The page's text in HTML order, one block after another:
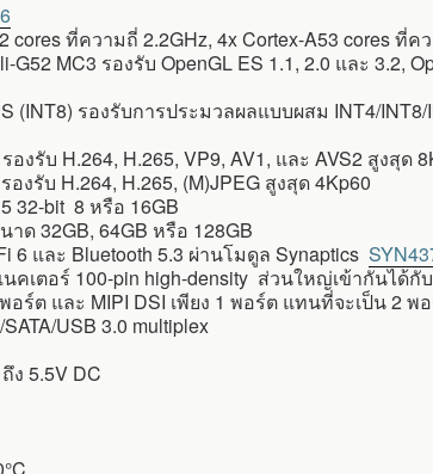
cores ที่ความถี่ 2.2GHz, 4x Cortex-A53 cores ที่ค
G52 MC3 รองรับ OpenGL ES 1.1, 2.0 และ 3.2,
(INT8) รองรับการประมวลผลแบบผสม INT4/
องรับ H.264, H.265, VP9, AV1, และ AVS2 สูงสุ
องรับ H.264, H.265, (M)JPEG สูงสุด 4Kp60
32-bit 8 หรือ 16GB
าด 32GB, 64GB หรือ 128GB
6 และ Bluetooth 5.3 ผ่านโมดูล Synaptics
นคเตอร์ 100-pin high-density ส่วนใหญ่เข้ากันได้กั
อร์ต และ MIPI DSI เพียง 1 พอร์ต แทนที่จะเป็น 2 พ
USB 3.0 multiplex
ง 5.5V DC